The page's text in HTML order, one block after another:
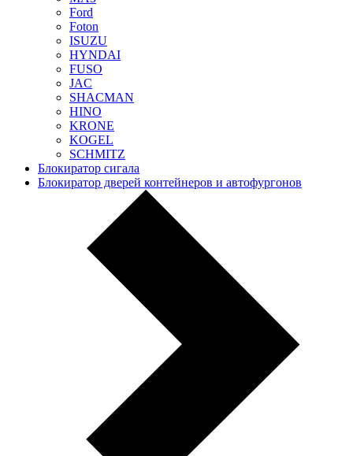
Ford
Foton
ISUZU
HYNDAI
FUSO
JAC
SHACMAN
HINO
KRONE
KOGEL
SCHMITZ
Блокиратор сигала
Блокиратор дверей контейнеров и автофургонов